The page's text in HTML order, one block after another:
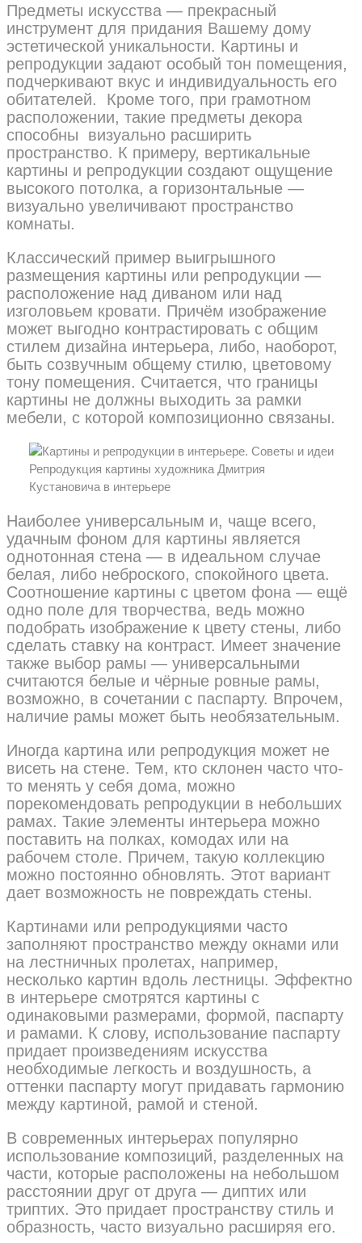
Предметы искусства — прекрасный
инструмент для придания Вашему дому
эстетической уникальности. Картины и
репродукции задают особый тон помещения,
подчеркивают вкус и индивидуальность его
обитателей. Кроме того, при грамотном
расположении, такие предметы декора
способны визуально расширить
пространство. К примеру, вертикальные
картины и репродукции создают ощущение
высокого потолка, а горизонтальные —
визуально увеличивают пространство
комнаты.
Классический пример выигрышного
размещения картины или репродукции —
расположение над диваном или над
изголовьем кровати. Причём изображение
может выгодно контрастировать с общим
стилем дизайна интерьера, либо, наоборот,
быть созвучным общему стилю, цветовому
тону помещения. Считается, что границы
картины не должны выходить за рамки
мебели, с которой композиционно связаны.
Репродукция картины художника Дмитрия
Кустановича в интерьере
Наиболее универсальным и, чаще всего,
удачным фоном для картины является
однотонная стена — в идеальном случае
белая, либо неброского, спокойного цвета.
Соотношение картины с цветом фона — ещё
одно поле для творчества, ведь можно
подобрать изображение к цвету стены, либо
сделать ставку на контраст. Имеет значение
также выбор рамы — универсальными
считаются белые и чёрные ровные рамы,
возможно, в сочетании с паспарту. Впрочем,
наличие рамы может быть необязательным.
Иногда картина или репродукция может не
висеть на стене. Тем, кто склонен часто что-
то менять у себя дома, можно
порекомендовать репродукции в небольших
рамах. Такие элементы интерьера можно
поставить на полках, комодах или на
рабочем столе. Причем, такую коллекцию
можно постоянно обновлять. Этот вариант
дает возможность не повреждать стены.
Картинами или репродукциями часто
заполняют пространство между окнами или
на лестничных пролетах, например,
несколько картин вдоль лестницы. Эффектно
в интерьере смотрятся картины с
одинаковыми размерами, формой, паспарту
и рамами. К слову, использование паспарту
придает произведениям искусства
необходимые легкость и воздушность, а
оттенки паспарту могут придавать гармонию
между картиной, рамой и стеной.
В современных интерьерах популярно
использование композиций, разделенных на
части, которые расположены на небольшом
расстоянии друг от друга — диптих или
триптих. Это придает пространству стиль и
образность, часто визуально расширяя его.